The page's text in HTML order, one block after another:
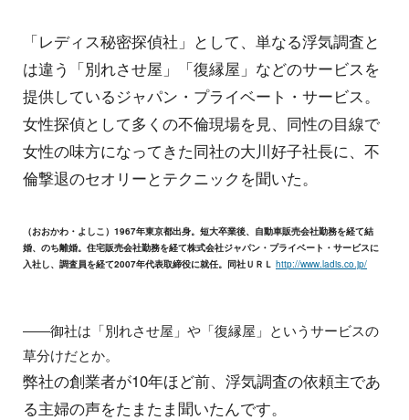
「レディス秘密探偵社」として、単なる浮気調査と
は違う「別れさせ屋」「復縁屋」などのサービスを
提供しているジャパン・プライベート・サービス。
女性探偵として多くの不倫現場を見、同性の目線で
女性の味方になってきた同社の大川好子社長に、不
倫撃退のセオリーとテクニックを聞いた。
（おおかわ・よしこ）1967年東京都出身。短大卒業後、自動車販売会社勤務を経て結
婚、のち離婚。住宅販売会社勤務を経て株式会社ジャパン・プライベート・サービスに
入社し、調査員を経て2007年代表取締役に就任。同社ＵＲＬ http://www.ladis.co.jp/
――御社は「別れさせ屋」や「復縁屋」というサービスの
草分けだとか。
弊社の創業者が10年ほど前、浮気調査の依頼主であ
る主婦の声をたまたま聞いたんです。